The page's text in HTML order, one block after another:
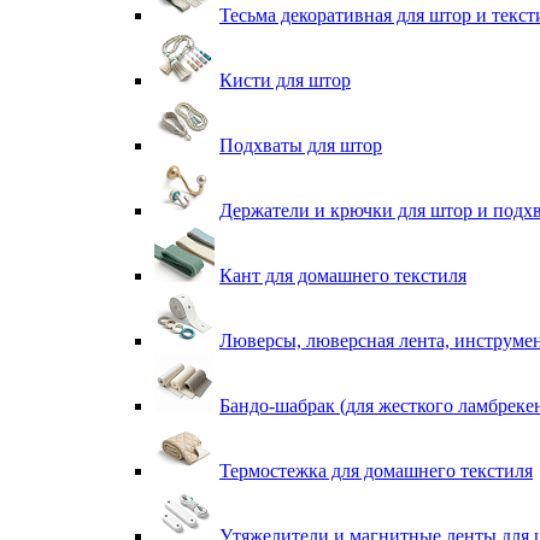
Тесьма декоративная для штор и
Кисти для штор
Подхваты для штор
Держатели и крючки для штор и
Кант для домашнего текстиля
Люверсы, люверсная лента,
Бандо-шабрак (для жесткого
Термостежка для домашнего текстиля
Утяжелители и магнитные ленты для